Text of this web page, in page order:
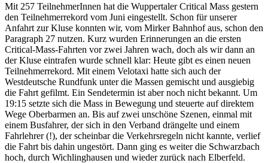
Mit 257 TeilnehmerInnen hat die Wuppertaler Critical Mass gestern
den Teilnehmerrekord vom Juni eingestellt. Schon für unserer
Anfahrt zur Kluse konnten wir, vom Mirker Bahnhof aus, schon den
Paragraph 27 nutzen. Kurz wurden Erinnerungen an die ersten
Critical-Mass-Fahrten vor zwei Jahren wach, doch als wir dann an
der Kluse eintrafen wurde schnell klar: Heute gibt es einen neuen
Teilnehmerrekord. Mit einem Velotaxi hatte sich auch der
Westdeutsche Rundfunk unter die Massen gemischt und ausgiebig
die Fahrt gefilmt. Ein Sendetermin ist aber noch nicht bekannt. Um
19:15 setzte sich die Mass in Bewegung und steuerte auf direktem
Wege Oberbarmen an. Bis auf zwei unschöne Szenen, einmal mit
einem Busfahrer, der sich in den Verband drängelte und einem
Fahrlehrer (!), der scheinbar die Verkehrsregeln nicht kannte, verlief
die Fahrt bis dahin ungestört. Dann ging es weiter die Schwarzbach
hoch, durch Wichlinghausen und wieder zurück nach Elberfeld.